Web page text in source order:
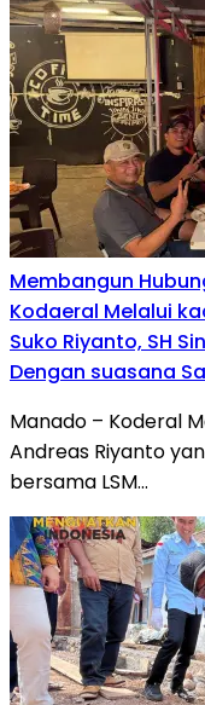
Membangun
Kodaeral Melalui
Suko Riyanto, SH
Dengan suasana
Manado – Koderal
Andreas Riyanto
bersama LSM…